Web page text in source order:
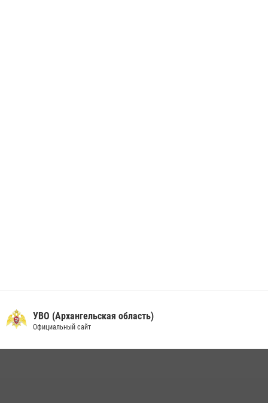
УВО (Архангельская область)
Официальный сайт